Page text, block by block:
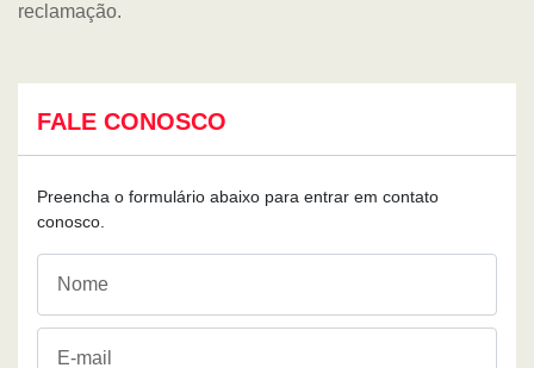
reclamação.
FALE CONOSCO
Preencha o formulário abaixo para entrar em contato
conosco.